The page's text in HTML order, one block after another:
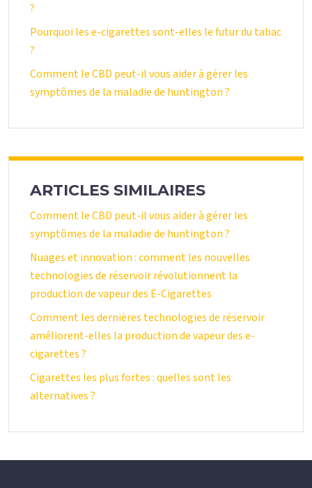
?
Pourquoi les e-cigarettes sont-elles le futur du tabac
?
Comment le CBD peut-il vous aider à gérer les
symptômes de la maladie de huntington ?
ARTICLES SIMILAIRES
Comment le CBD peut-il vous aider à gérer les
symptômes de la maladie de huntington ?
Nuages et innovation : comment les nouvelles
technologies de réservoir révolutionnent la
production de vapeur des E-Cigarettes
Comment les dernières technologies de réservoir
améliorent-elles la production de vapeur des e-
cigarettes ?
Cigarettes les plus fortes : quelles sont les
alternatives ?